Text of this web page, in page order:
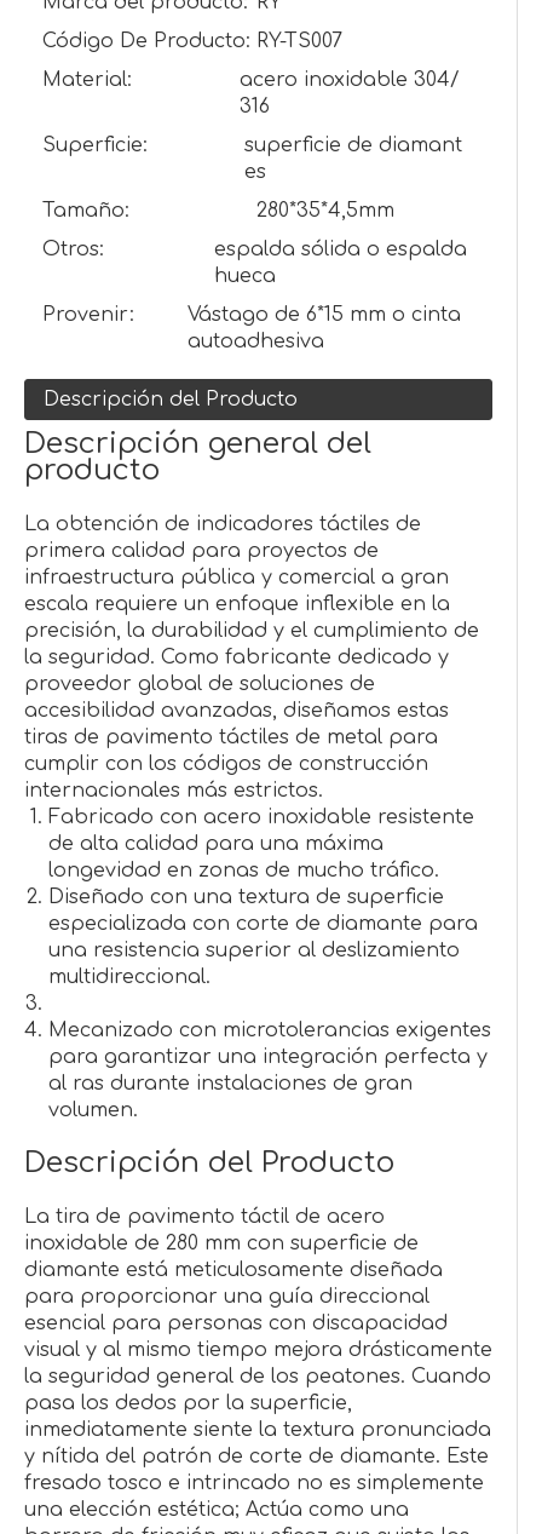
Código De Producto: RY-TS007
Material:
acero inoxidable 304/
316
Superficie:
superficie de diamant
es
Tamaño:
280*35*4,5mm
Otros:
espalda sólida o espalda
hueca
Provenir:
Vástago de 6*15 mm o cinta
autoadhesiva
Descripción del Producto
Descripción general del
producto
La obtención de indicadores táctiles de
primera calidad para proyectos de
infraestructura pública y comercial a gran
escala requiere un enfoque inflexible en la
precisión, la durabilidad y el cumplimiento de
la seguridad. Como fabricante dedicado y
proveedor global de soluciones de
accesibilidad avanzadas, diseñamos estas
tiras de pavimento táctiles de metal para
cumplir con los códigos de construcción
internacionales más estrictos.
Fabricado con acero inoxidable resistente
de alta calidad para una máxima
longevidad en zonas de mucho tráfico.
Diseñado con una textura de superficie
especializada con corte de diamante para
una resistencia superior al deslizamiento
multidireccional.
Mecanizado con microtolerancias exigentes
para garantizar una integración perfecta y
al ras durante instalaciones de gran
volumen.
Descripción del Producto
La tira de pavimento táctil de acero
inoxidable de 280 mm con superficie de
diamante está meticulosamente diseñada
para proporcionar una guía direccional
esencial para personas con discapacidad
visual y al mismo tiempo mejora drásticamente
la seguridad general de los peatones. Cuando
pasa los dedos por la superficie,
inmediatamente siente la textura pronunciada
y nítida del patrón de corte de diamante. Este
fresado tosco e intrincado no es simplemente
una elección estética; Actúa como una